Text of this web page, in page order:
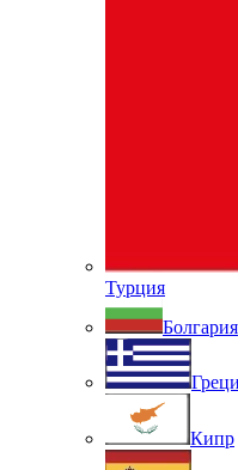
Турция
Болгария
Кипр